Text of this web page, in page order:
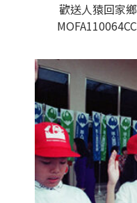
歡送人猿回家